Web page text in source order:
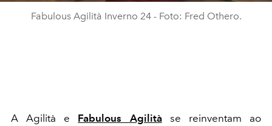
Fabulous Agilità Inverno 24 - Foto: Fred Othero.
A Agilità e Fabulous Agilitàse reinventam ao